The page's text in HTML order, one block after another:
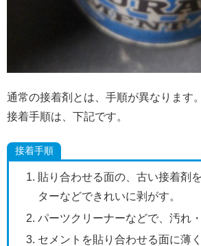
通常の接着剤とは、手順が異なります。
接着手順は、下記です。
接着手順
貼り合わせる面の、古い接着剤
ターなどできれいに剥がす。
パーツクリーナーなどで、汚れ
セメントを貼り合わせる面に薄